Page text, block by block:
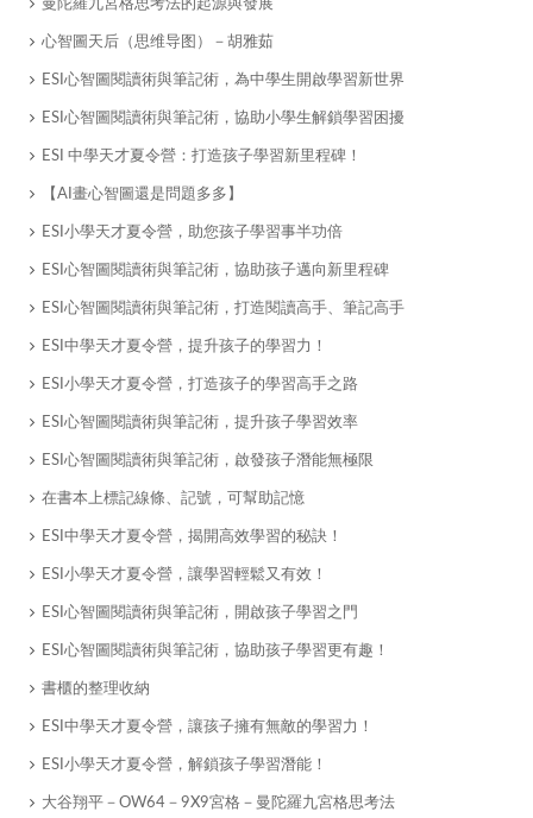
​曼陀羅九宮格思考法的起源與發展
心智圖天后（思维导图）－胡雅茹
ESI心智圖閱讀術與筆記術，為中學生開啟學習新世界
ESI心智圖閱讀術與筆記術，協助小學生解鎖學習困擾
ESI 中學天才夏令營：打造孩子學習新里程碑！
【AI畫心智圖還是問題多多】
ESI小學天才夏令營，助您孩子學習事半功倍
ESI心智圖閱讀術與筆記術，協助孩子邁向新里程碑
ESI心智圖閱讀術與筆記術，打造閱讀高手、筆記高手
ESI中學天才夏令營，提升孩子的學習力！
ESI小學天才夏令營，打造孩子的學習高手之路
ESI心智圖閱讀術與筆記術，提升孩子學習效率
ESI心智圖閱讀術與筆記術，啟發孩子潛能無極限
在書本上標記線條、記號，可幫助記憶
ESI中學天才夏令營，揭開高效學習的秘訣！
ESI小學天才夏令營，讓學習輕鬆又有效！
ESI心智圖閱讀術與筆記術，開啟孩子學習之門
ESI心智圖閱讀術與筆記術，協助孩子學習更有趣！
書櫃的整理收納
ESI中學天才夏令營，讓孩子擁有無敵的學習力！
ESI小學天才夏令營，解鎖孩子學習潛能！
大谷翔平－OW64－9X9宮格－曼陀羅九宮格思考法